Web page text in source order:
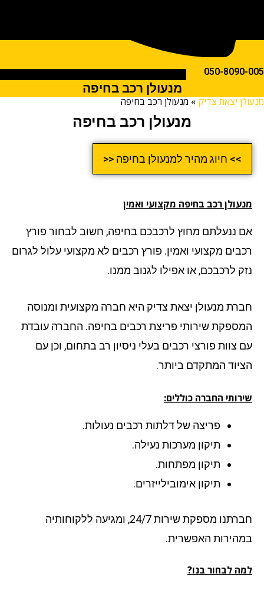
050-
מנעולן רכב בחיפה
יצאת צדיק»מנעולן רכב בחיפה
מנעולן רכב בחיפה
>> חיוג מהיר למנעולן בחיפה <<
רכב בחיפה מקצועי ואמין
ננעלתם מחוץ לרכבכם בחיפה, חשוב לבחור פורץ
מקצועי ואמין. פורץ רכבים לא מקצועי עלול לגרום
לרכבכם, או אפילו לגנוב ממנו.
מנעולן יצאת צדיק היא חברה מקצועית ומנוסה
שירותי פריצת רכבים בחיפה. החברה עובדת
צוות פורצי רכבים בעלי ניסיון רב בתחום, וכן עם
המתקדם ביותר.
החברה כוללים:
פריצה של דלתות רכבים נעולות.
תיקון מערכות נעילה.
תיקון מפתחות.
תיקון אימובילייזרים.
חברתנו מספקת שירות 24/7, ומגיעה ללקוחותיה
האפשרית.
לבחור בנו?